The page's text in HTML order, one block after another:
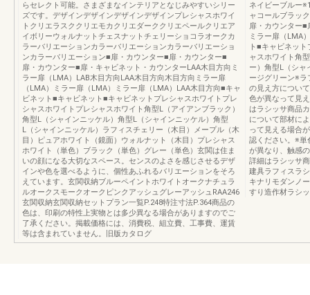
らセレクト可能。さまざまなインテリアとなじみやすいシリー
ズです。デザインデザインデザインデザインプレシャスホワイ
トクリエラスククリエモカクリエダーククリエペールクリエア
イボリーウォルナットチェスナットチェリーショコラオークカ
ラーバリエーションカラーバリエーションカラーバリエーショ
ンカラーバリエーション■扉・カウンター■扉・カウンター■
扉・カウンター■扉・キャビネット・カウンターLAA木目方向ミ
ラー扉（LMA）LAB木目方向LAA木目方向木目方向ミラー扉
（LMA）ミラー扉（LMA）ミラー扉（LMA）LAA木目方向■キャ
ビネット■キャビネット■キャビネットプレシャスホワイトプレ
シャスホワイトプレシャスホワイト角型L（アイアンブラック）
角型L（シャインニッケル）角型L（シャインニッケル）角型
L（シャインニッケル）ラフィスチェリー（木目）メープル（木
目）ピュアホワイト（鏡面）ウォルナット（木目）プレシャス
ホワイト（単色）ブラック（単色）グレー（単色）玄関は住ま
いの顔になる大切なスペース。センスのよさを感じさせるデザ
インや色を選べるように、個性あふれるバリエーションをそろ
えています。玄関収納ブルーペイントホワイトオークナチュラ
ルオークスモークオークピンクアッシュグレーアッシュRAA246
玄関収納玄関収納セットプラン一覧P.248特注寸法P.364商品の
色は、印刷の特性上実物とは多少異なる場合がありますのでご
了承ください。掲載価格には、消費税、組立費、工事費、運賃
等は含まれていません。旧版カタログ
ネイビーブルー
ャコールブラッ
扉・カウンター■
ミラー扉（LMA
ト■キャビネッ
ャスホワイト角
ー）角型L（シャ
ージグリーン※
の見え方につい
色が異なって見
はラシッサ商品
について部材に
って見える場合
認ください。※単
が異なり、触感
詳細はラシッサ
建具ラフィスラ
キナリモダンノ
すり造作材ラシ